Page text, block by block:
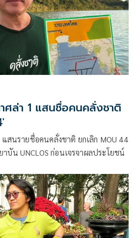
ศล่า 1 แสนชื่อคนคลั่งชาติ
แสนรายชื่อคนคลั่งชาติ ยกเลิก MOU 44
บัน UNCLOS ก่อนเจรจาผลประโยชน์